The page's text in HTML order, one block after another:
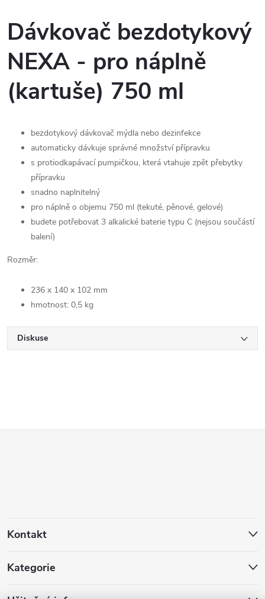
Dávkovač bezdotykový
NEXA - pro náplně
(kartuše) 750 ml
bezdotykový dávkovač mýdla nebo dezinfekce
automaticky dávkuje správné množství přípravku
s protiodkapávací pumpičkou, která vtahuje zpět přebytky
přípravku
snadno naplnitelný
pro náplně o objemu 750 ml (tekuté, pěnové, gelové)
budete potřebovat 3 alkalické baterie typu C (nejsou součástí
balení)
Rozměr:
236 x 140 x 102 mm
hmotnost: 0,5 kg
Diskuse
aKontakt
Kategorie